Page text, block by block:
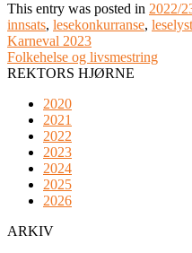
This entry was posted in 2022/
innsats, lesekonkurranse, leselyst
Karneval 2023
Folkehelse og livsmestring
REKTORS HJØRNE
2020
2021
2022
2023
2024
2025
2026
ARKIV